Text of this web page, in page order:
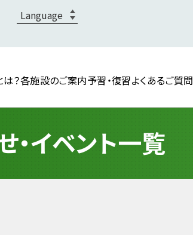
？各施設のご案内予習・復習よくあるご質問
・イベント一覧